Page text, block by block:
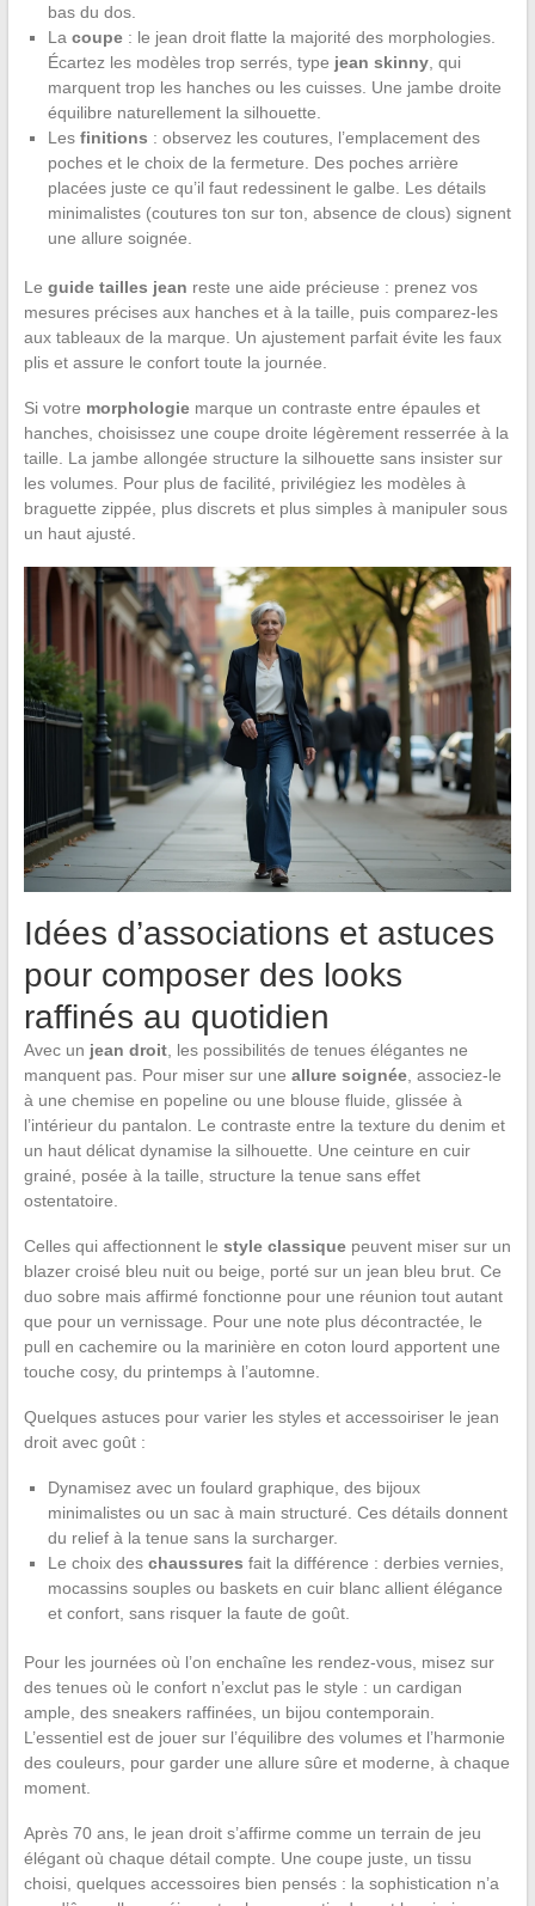
bas du dos.
La coupe: le jean droit flatte la majorité des morphologies.
Écartez les modèles trop serrés, type jean skinny, qui
marquent trop les hanches ou les cuisses. Une jambe droite
équilibre naturellement la silhouette.
Les finitions : observez les coutures, l’emplacement des
poches et le choix de la fermeture. Des poches arrière
placées juste ce qu’il faut redessinent le galbe. Les détails
minimalistes (coutures ton sur ton, absence de clous) signent
une allure soignée.
Le guide tailles jean reste une aide précieuse : prenez vos
mesures précises aux hanches et à la taille, puis comparez-les
aux tableaux de la marque. Un ajustement parfait évite les faux
plis et assure le confort toute la journée.
Si votre morphologiemarque un contraste entre épaules et
hanches, choisissez une coupe droite légèrement resserrée à la
taille. La jambe allongée structure la silhouette sans insister sur
les volumes. Pour plus de facilité, privilégiez les modèles à
braguette zippée, plus discrets et plus simples à manipuler sous
un haut ajusté.
Idées d’associations et astuces
pour composer des looks
raffinés au quotidien
Avec un jean droit, les possibilités de tenues élégantes ne
manquent pas. Pour miser sur une allure soignée, associez-le
à une chemise en popeline ou une blouse fluide, glissée à
l’intérieur du pantalon. Le contraste entre la texture du denim et
un haut délicat dynamise la silhouette. Une ceinture en cuir
grainé, posée à la taille, structure la tenue sans effet
ostentatoire.
Celles qui affectionnent le style classiquepeuvent miser sur un
blazer croisé bleu nuit ou beige, porté sur un jean bleu brut. Ce
duo sobre mais affirmé fonctionne pour une réunion tout autant
que pour un vernissage. Pour une note plus décontractée, le
pull en cachemire ou la marinière en coton lourd apportent une
touche cosy, du printemps à l’automne.
Quelques astuces pour varier les styles et accessoiriser le jean
droit avec goût :
Dynamisez avec un foulard graphique, des bijoux
minimalistes ou un sac à main structuré. Ces détails donnent
du relief à la tenue sans la surcharger.
Le choix des chaussures fait la différence : derbies vernies,
mocassins souples ou baskets en cuir blanc allient élégance
et confort, sans risquer la faute de goût.
Pour les journées où l’on enchaîne les rendez-vous, misez sur
des tenues où le confort n’exclut pas le style : un cardigan
ample, des sneakers raffinées, un bijou contemporain.
L’essentiel est de jouer sur l’équilibre des volumes et l’harmonie
des couleurs, pour garder une allure sûre et moderne, à chaque
moment.
Après 70 ans, le jean droit s’affirme comme un terrain de jeu
élégant où chaque détail compte. Une coupe juste, un tissu
choisi, quelques accessoires bien pensés : la sophistication n’a